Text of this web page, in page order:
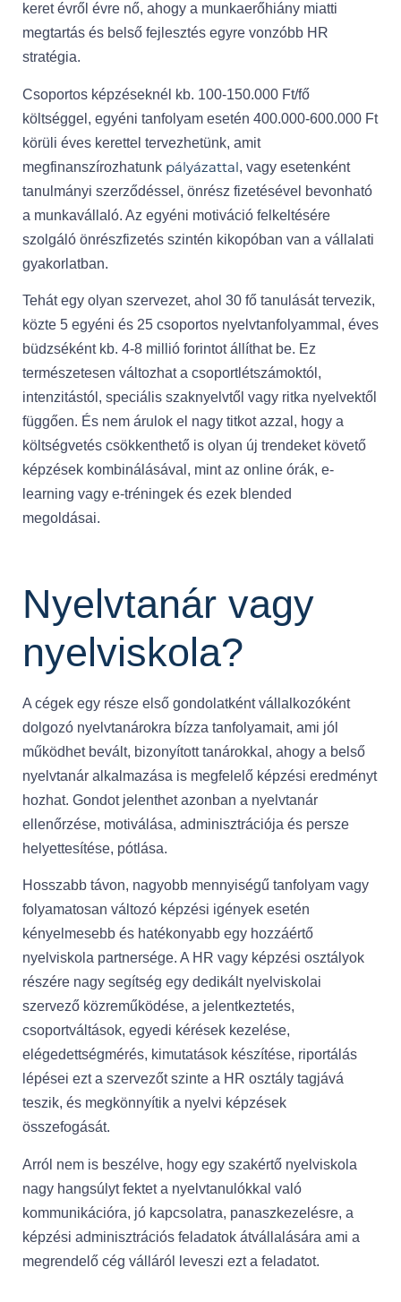
keret évről évre nő, ahogy a munkaerőhiány miatti
megtartás és belső fejlesztés egyre vonzóbb HR
stratégia.
Csoportos képzéseknél kb. 100-150.000 Ft/fő
költséggel, egyéni tanfolyam esetén 400.000-600.000 Ft
körüli éves kerettel tervezhetünk, amit
megfinanszírozhatunk pályázattal, vagy esetenként
tanulmányi szerződéssel, önrész fizetésével bevonható
a munkavállaló. Az egyéni motiváció felkeltésére
szolgáló önrészfizetés szintén kikopóban van a vállalati
gyakorlatban.
Tehát egy olyan szervezet, ahol 30 fő tanulását tervezik,
közte 5 egyéni és 25 csoportos nyelvtanfolyammal, éves
büdzséként kb. 4-8 millió forintot állíthat be. Ez
természetesen változhat a csoportlétszámoktól,
intenzitástól, speciális szaknyelvtől vagy ritka nyelvektől
függően. És nem árulok el nagy titkot azzal, hogy a
költségvetés csökkenthető is olyan új trendeket követő
képzések kombinálásával, mint az online órák, e-
learning vagy e-tréningek és ezek blended
megoldásai.
Nyelvtanár vagy
nyelviskola?
A cégek egy része első gondolatként vállalkozóként
dolgozó nyelvtanárokra bízza tanfolyamait, ami jól
működhet bevált, bizonyított tanárokkal, ahogy a belső
nyelvtanár alkalmazása is megfelelő képzési eredményt
hozhat. Gondot jelenthet azonban a nyelvtanár
ellenőrzése, motiválása, adminisztrációja és persze
helyettesítése, pótlása.
Hosszabb távon, nagyobb mennyiségű tanfolyam vagy
folyamatosan változó képzési igények esetén
kényelmesebb és hatékonyabb egy hozzáértő
nyelviskola partnersége. A HR vagy képzési osztályok
részére nagy segítség egy dedikált nyelviskolai
szervező közreműködése, a jelentkeztetés,
csoportváltások, egyedi kérések kezelése,
elégedettségmérés, kimutatások készítése, riportálás
lépései ezt a szervezőt szinte a HR osztály tagjává
teszik, és megkönnyítik a nyelvi képzések
összefogását.
Arról nem is beszélve, hogy egy szakértő nyelviskola
nagy hangsúlyt fektet a nyelvtanulókkal való
kommunikációra, jó kapcsolatra, panaszkezelésre, a
képzési adminisztrációs feladatok átvállalására ami a
megrendelő cég válláról leveszi ezt a feladatot.